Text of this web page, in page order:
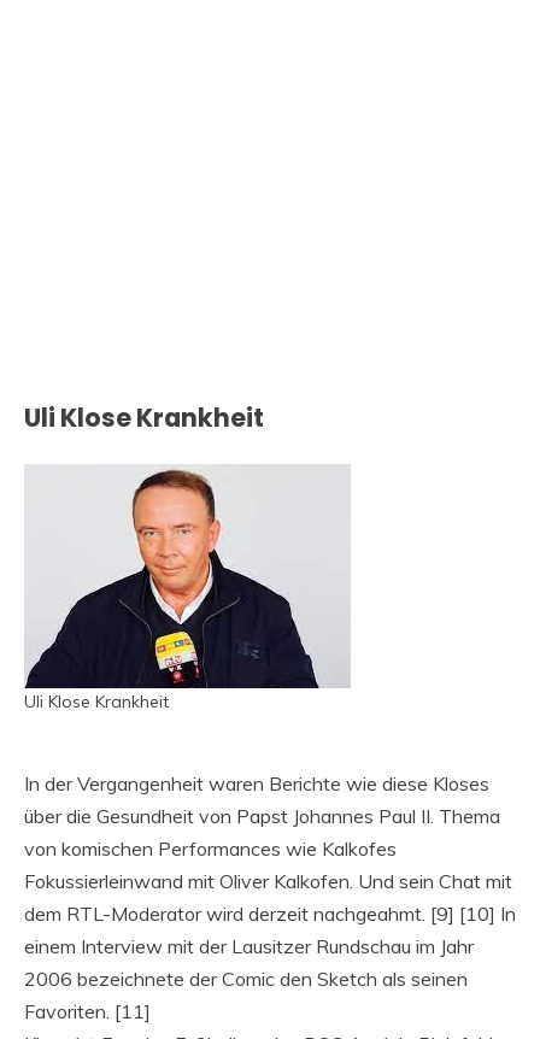
Uli Klose Krankheit
Uli Klose Krankheit
In der Vergangenheit waren Berichte wie diese Kloses
über die Gesundheit von Papst Johannes Paul II. Thema
von komischen Performances wie Kalkofes
Fokussierleinwand mit Oliver Kalkofen. Und sein Chat mit
dem RTL-Moderator wird derzeit nachgeahmt. [9] [10] In
einem Interview mit der Lausitzer Rundschau im Jahr
2006 bezeichnete der Comic den Sketch als seinen
Favoriten. [11]